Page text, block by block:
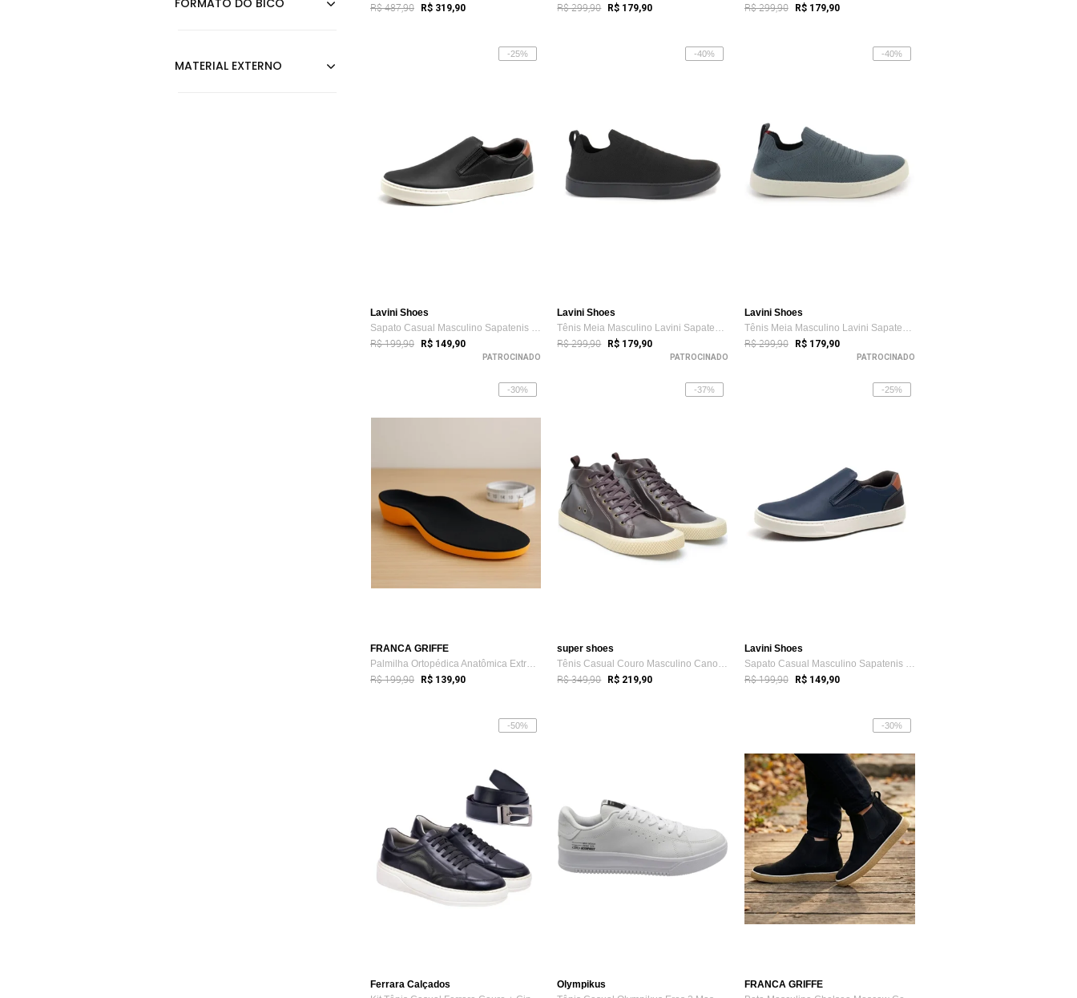
R$ 487,90 R$ 319,90 R$ 299,90 R$ 179,90 R$ 299,90 R$ 179,90
-25%
Lavini Shoes
Sapato Casual Masculino Sapatenis Slip On Preto
R$ 199,90 R$ 149,90
PATROCINADO
-40%
Lavini Shoes
Tênis Meia Masculino Lavini Sapatenis Kn...
R$ 299,90 R$ 179,90
PATROCINADO
-40%
Lavini Shoes
Tênis Meia Masculino Lavini Sapatenis Kn...
R$ 299,90 R$ 179,90
PATROCINADO
-30%
FRANCA GRIFFE
Palmilha Ortopédica Anatômica Extra Leve...
R$ 199,90 R$ 139,90
-37%
super shoes
Tênis Casual Couro Masculino Cano Alto A...
R$ 349,90 R$ 219,90
-25%
Lavini Shoes
Sapato Casual Masculino Sapatenis Slip On Marinho
R$ 199,90 R$ 149,90
-50%
Ferrara Calçados
Olympikus
-30%
FRANCA GRIFFE